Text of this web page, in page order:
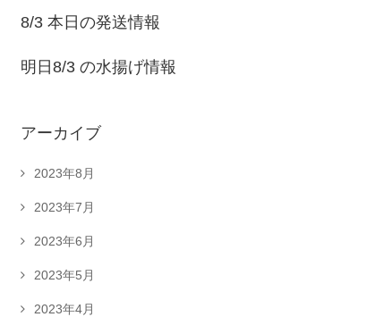
8/3 本日の発送情報
明日8/3 の水揚げ情報
アーカイブ
2023年8月
2023年7月
2023年6月
2023年5月
2023年4月